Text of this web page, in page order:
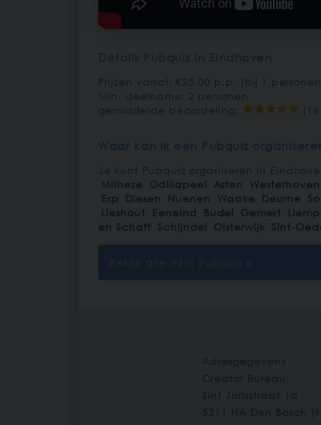
Details Pubquiz in Eindhoven
Prijzen vanaf: €25,00 p.p. (bij 1
Min. deelname: 2 personen
gemiddelde beoordeling:
Waar kan ik een Pubquiz
Je kunt Pubquiz organiseren in
Milheze
Odiliapeel Asten Westerhoven
Erp
Diesen Nuenen Waalre Deurne
Lieshout
Eeneind Budel Gemert
en Schaft Schijndel Oisterwijk Sint-
Bekijk alle info: Pubquiz »
Creator Bureau
Sint Jorisstraat 1d
5211 HA Den Bosch (